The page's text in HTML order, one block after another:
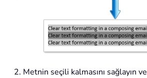
2. Metnin seçili kalmasını sağlayın ve